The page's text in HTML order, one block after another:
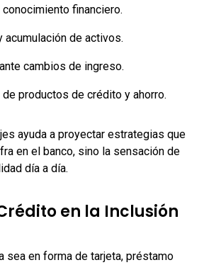
financiero.
acumulación de activos.
cambios de ingreso.
productos de crédito y ahorro.
ayuda a proyectar estrategias que
en el banco, sino la sensación de
día a día.
en la Inclusión
sea en forma de tarjeta, préstamo